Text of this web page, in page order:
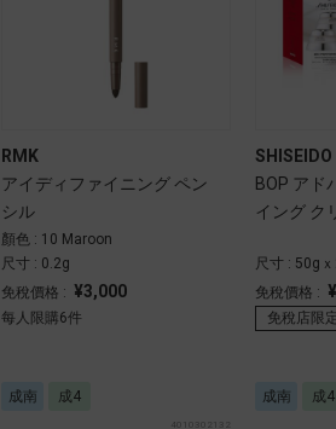
RMK
アイディファイニング ペン
シル
顏色 : 10 Maroon
尺寸 : 0.2g
免稅價格 : ¥3,000
每人限購6件
成南 成4
4010302132
SHISEIDO
BOP アド
イング ク
尺寸 : 50g
免稅價格 :
免稅店限
成南 成4